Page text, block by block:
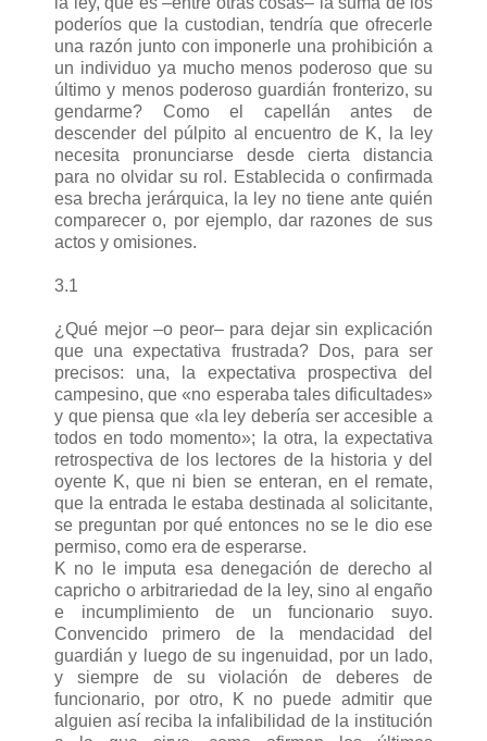
poderíos que la custodian, tendría que ofrecerle
una razón junto con imponerle una prohibición a
un individuo ya mucho menos poderoso que su
último y menos poderoso guardián fronterizo, su
gendarme? Como el capellán antes de
descender del púlpito al encuentro de K, la ley
necesita pronunciarse desde cierta distancia
para no olvidar su rol. Establecida o confirmada
esa brecha jerárquica, la ley no tiene ante quién
comparecer o, por ejemplo, dar razones de sus
actos y omisiones.
3.1
¿Qué mejor –o peor– para dejar sin explicación
que una expectativa frustrada? Dos, para ser
precisos: una, la expectativa prospectiva del
campesino, que «no esperaba tales dificultades»
y que piensa que «la ley debería ser accesible a
todos en todo momento»; la otra, la expectativa
retrospectiva de los lectores de la historia y del
oyente K, que ni bien se enteran, en el remate,
que la entrada le estaba destinada al solicitante,
se preguntan por qué entonces no se le dio ese
permiso, como era de esperarse.
K no le imputa esa denegación de derecho al
capricho o arbitrariedad de la ley, sino al engaño
e incumplimiento de un funcionario suyo.
Convencido primero de la mendacidad del
guardián y luego de su ingenuidad, por un lado,
y siempre de su violación de deberes de
funcionario, por otro, K no puede admitir que
alguien así reciba la infalibilidad de la institución